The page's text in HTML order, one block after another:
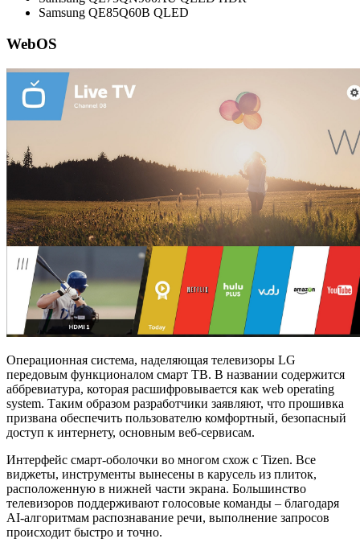
Samsung QE85Q60B QLED
WebOS
Операционная система, наделяющая телевизоры LG
передовым функционалом смарт ТВ. В названии содержится
аббревиатура, которая расшифровывается как web operating
system. Таким образом разработчики заявляют, что прошивка
призвана обеспечить пользователю комфортный, безопасный
доступ к интернету, основным веб-сервисам.
Интерфейс смарт-оболочки во многом схож с Tizen. Все
виджеты, инструменты вынесены в карусель из плиток,
расположенную в нижней части экрана. Большинство
телевизоров поддерживают голосовые команды – благодаря
AI-алгоритмам распознавание речи, выполнение запросов
происходит быстро и точно.